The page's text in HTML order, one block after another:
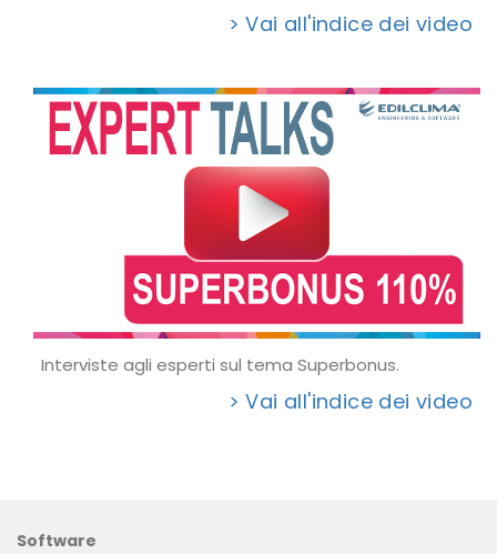
> Vai all'indice dei video
Interviste agli esperti sul tema Superbonus.
> Vai all'indice dei video
Software